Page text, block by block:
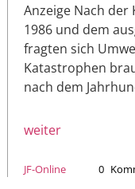
Anzeige Nach
1986 und dem
fragten sich
Katastrophen
nach dem
weiter
JF-Online 0